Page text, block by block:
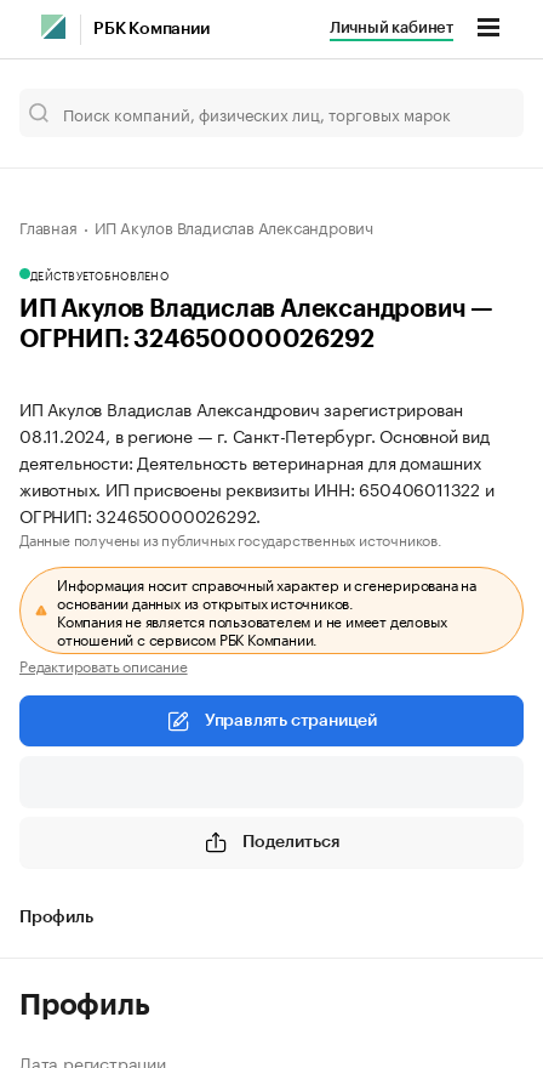
РБК Компании Личный кабинет
Главная ИП Акулов Владислав Александрович
ДЕЙСТВУЕТОБНОВЛЕНО
ИП Акулов Владислав Александрович —
ОГРНИП: 324650000026292
ИП Акулов Владислав Александрович зарегистрирован
08.11.2024, в регионе — г. Санкт-Петербург. Основной вид
деятельности: Деятельность ветеринарная для домашних
животных. ИП присвоены реквизиты ИНН: 650406011322 и
ОГРНИП: 324650000026292.
Данные получены из публичных государственных источников.
Информация носит справочный характер и сгенерирована на
основании данных из открытых источников.
Компания не является пользователем и не имеет деловых
отношений с сервисом РБК Компании.
Редактировать описание
Управлять страницей
Поделиться
Профиль
Профиль
Дата регистрации